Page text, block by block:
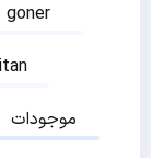
goner
موجودات